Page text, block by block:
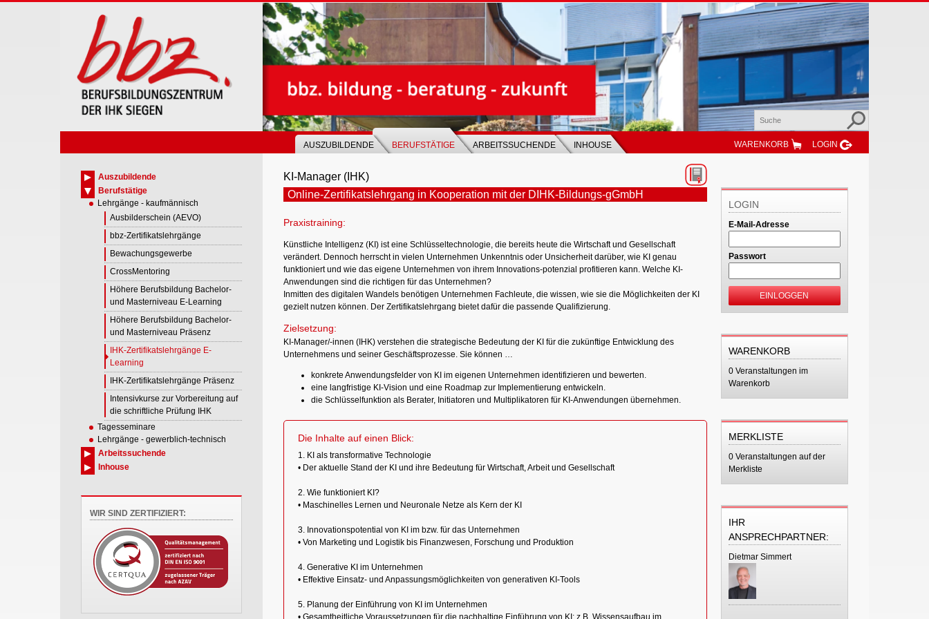
AUSZUBILDENDE BERUFSTÄTIGE ARBEITSSUCHENDE INHOUSE WARENKORB LOGIN
KI-Manager (IHK)
Online-Zertifikatslehrgang in Kooperation mit der DIHK-Bildungs-gGmbH
Praxistraining:
Künstliche Intelligenz (KI) ist eine Schlüsseltechnologie, die bereits heute die Wirtschaft und Gesellschaft
verändert. Dennoch herrscht in vielen Unternehmen Unkenntnis oder Unsicherheit darüber, wie KI genau
funktioniert und wie das eigene Unternehmen von ihrem Innovations-potenzial profitieren kann. Welche KI-
Anwendungen sind die richtigen für das Unternehmen?
Inmitten des digitalen Wandels benötigen Unternehmen Fachleute, die wissen, wie sie die Möglichkeiten der KI
gezielt nutzen können. Der Zertifikatslehrgang bietet dafür die passende Qualifizierung.
Zielsetzung:
KI-Manager/-innen (IHK) verstehen die strategische Bedeutung der KI für die zukünftige Entwicklung des
Unternehmens und seiner Geschäftsprozesse. Sie können …
konkrete Anwendungsfelder von KI im eigenen Unternehmen identifizieren und bewerten.
eine langfristige KI-Vision und eine Roadmap zur Implementierung entwickeln.
die Schlüsselfunktion als Berater, Initiatoren und Multiplikatoren für KI-Anwendungen übernehmen.
Die Inhalte auf einen Blick:
1. KI als transformative Technologie
• Der aktuelle Stand der KI und ihre Bedeutung für Wirtschaft, Arbeit und Gesellschaft
2. Wie funktioniert KI?
• Maschinelles Lernen und Neuronale Netze als Kern der KI
3. Innovationspotential von KI im bzw. für das Unternehmen
• Von Marketing und Logistik bis Finanzwesen, Forschung und Produktion
4. Generative KI im Unternehmen
• Effektive Einsatz- und Anpassungsmöglichkeiten von generativen KI-Tools
5. Planung der Einführung von KI im Unternehmen
• Gesamtheitliche Voraussetzungen für die nachhaltige Einführung von KI: z.B. Wissensaufbau im
LOGIN
E-Mail-Adresse
Passwort
EINLOGGEN
WARENKORB
0 Veranstaltungen im
Warenkorb
MERKLISTE
0 Veranstaltungen auf der
Merkliste
IHR
ANSPRECHPARTNER:
Dietmar Simmert
Auszubildende
Berufstätige
Lehrgänge - kaufmännisch
Ausbilderschein (AEVO)
bbz-Zertifikatslehrgänge
Bewachungsgewerbe
CrossMentoring
Höhere Berufsbildung Bachelor-
und Masterniveau E-Learning
Höhere Berufsbildung Bachelor-
und Masterniveau Präsenz
IHK-Zertifikatslehrgänge E-
Learning
IHK-Zertifikatslehrgänge Präsenz
Intensivkurse zur Vorbereitung auf
die schriftliche Prüfung IHK
Tagesseminare
Lehrgänge - gewerblich-technisch
Arbeitssuchende
Inhouse
WIR SIND ZERTIFIZIERT: